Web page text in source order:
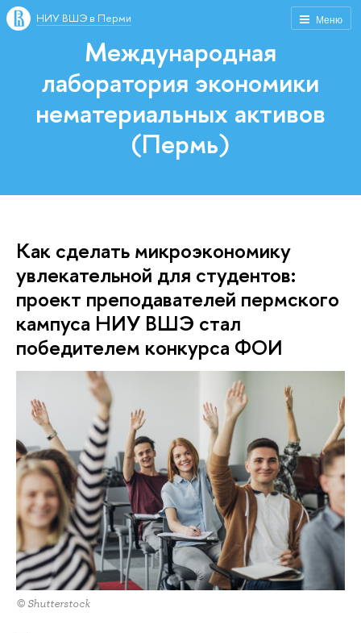
Меню
НИУ ВШЭ в Перми
Международная
лаборатория экономики
нематериальных активов
(Пермь)
Как сделать микроэкономику
увлекательной для студентов:
проект преподавателей пермского
кампуса НИУ ВШЭ стал
победителем конкурса ФОИ
© Shutterstock